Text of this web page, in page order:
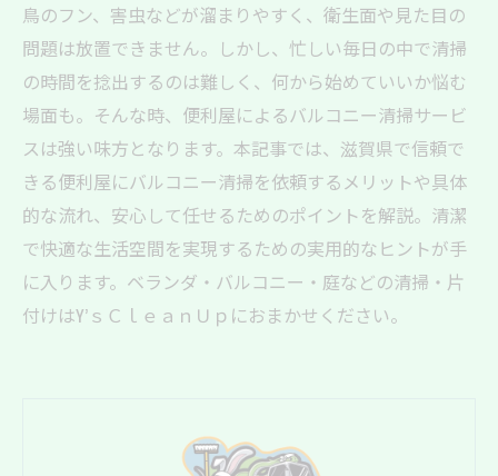
鳥のフン、害虫などが溜まりやすく、衛生面や見た目の
問題は放置できません。しかし、忙しい毎日の中で清掃
の時間を捻出するのは難しく、何から始めていいか悩む
場面も。そんな時、便利屋によるバルコニー清掃サービ
スは強い味方となります。本記事では、滋賀県で信頼で
きる便利屋にバルコニー清掃を依頼するメリットや具体
的な流れ、安心して任せるためのポイントを解説。清潔
で快適な生活空間を実現するための実用的なヒントが手
に入ります。ベランダ・バルコニー・庭などの清掃・片
付けはY’ｓＣｌｅａｎＵｐにおまかせください。